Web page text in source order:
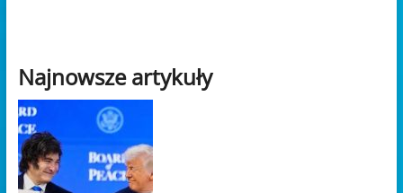
rozmowach
z
Japonią,
podczas
podział
kwot
UE
Najnowsze artykuły